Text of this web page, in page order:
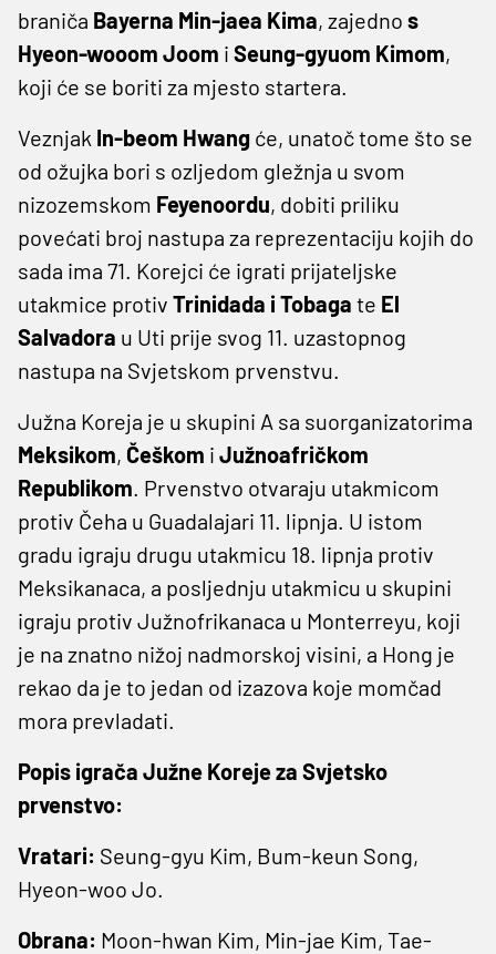
braniča Bayerna Min-jaea Kima, zajedno s
Hyeon-wooom Joom i Seung-gyuom Kimom,
koji će se boriti za mjesto startera.
Veznjak In-beom Hwang će, unatoč tome što se
od ožujka bori s ozljedom gležnja u svom
nizozemskom Feyenoordu, dobiti priliku
povećati broj nastupa za reprezentaciju kojih do
sada ima 71. Korejci će igrati prijateljske
utakmice protiv Trinidada i Tobaga te El
Salvadora u Uti prije svog 11. uzastopnog
nastupa na Svjetskom prvenstvu.
Južna Koreja je u skupini A sa suorganizatorima
Meksikom, Češkom i Južnoafričkom
Republikom. Prvenstvo otvaraju utakmicom
protiv Čeha u Guadalajari 11. lipnja. U istom
gradu igraju drugu utakmicu 18. lipnja protiv
Meksikanaca, a posljednju utakmicu u skupini
igraju protiv Južnofrikanaca u Monterreyu, koji
je na znatno nižoj nadmorskoj visini, a Hong je
rekao da je to jedan od izazova koje momčad
mora prevladati.
Popis igrača Južne Koreje za Svjetsko
prvenstvo:
Vratari: Seung-gyu Kim, Bum-keun Song,
Hyeon-woo Jo.
Obrana: Moon-hwan Kim, Min-jae Kim, Tae-